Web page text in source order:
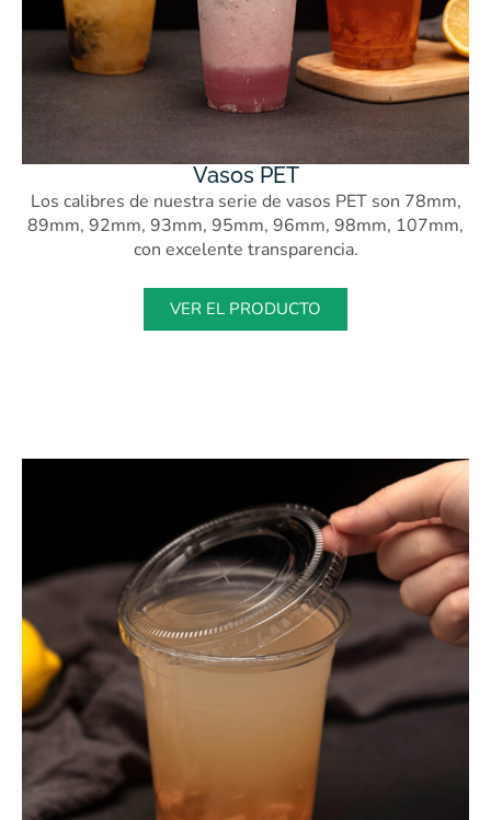
Vasos PET
Los calibres de nuestra serie de vasos PET son 78mm,
89mm, 92mm, 93mm, 95mm, 96mm, 98mm, 107mm,
con excelente transparencia.
VER EL PRODUCTO